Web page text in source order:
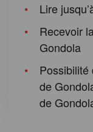
Lire
Recevoir
Gondola
Possibilité
de
de